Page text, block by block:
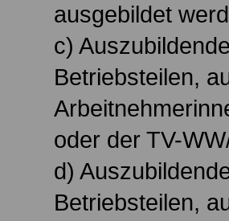
ausgebildet
c)
Betriebsteilen,
oder der TV-
d)
Betriebsteilen,